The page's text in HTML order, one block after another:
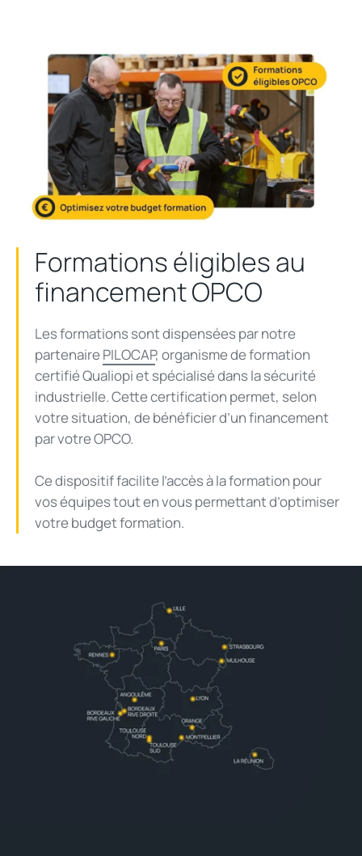
Formations éligibles au
financement OPCO
Les formations sont dispensées par notre
partenairePILOCAP, organisme de formation
certifié Qualiopi et spécialisé dans la sécurité
industrielle. Cette certification permet, selon
votre situation, de bénéficier d’un financement
par votre OPCO.
Ce dispositif facilite l’accès à la formation pour
vos équipes tout en vous permettant d’optimiser
votre budget formation.